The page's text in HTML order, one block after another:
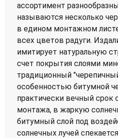
ассортимент
называются несколько
в едином монтажном
всех цветов радуги.
имитирует натуральную
счет покрытия слоями
традиционный
особенностью битумной
практически вечный срок
монтажа, в жаркую
битумный слой под
солнечных лучей